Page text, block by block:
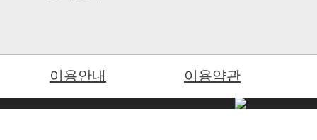
이용안내 이용약관